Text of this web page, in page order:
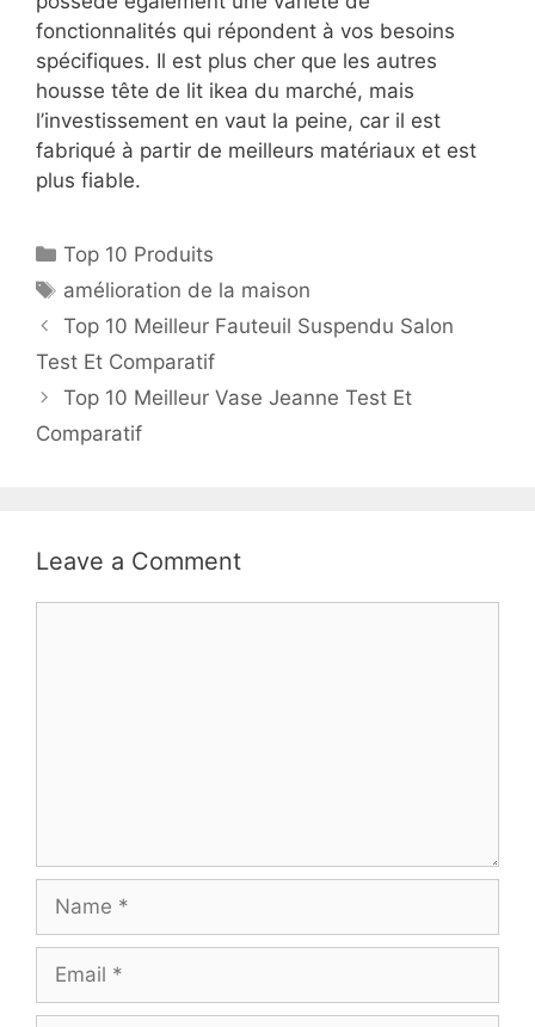
fonctionnalités qui répondent à vos besoins
spécifiques. Il est plus cher que les autres
housse tête de lit ikea du marché, mais
l’investissement en vaut la peine, car il est
fabriqué à partir de meilleurs matériaux et est
plus fiable.
Top 10 Produits
amélioration de la maison
Top 10 Meilleur Fauteuil Suspendu Salon
Test Et Comparatif
Top 10 Meilleur Vase Jeanne Test Et
Comparatif
Leave a Comment